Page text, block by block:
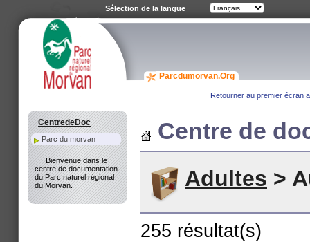
Parcdumorvan.Org
Retourner au premier écran
Centre de
Adultes >
255 résultat(s)
CentredeDoc
Parc du morvan
Bienvenue dans le
centre de documentation
du Parc naturel régional
du Morvan.
Sélection de la langue